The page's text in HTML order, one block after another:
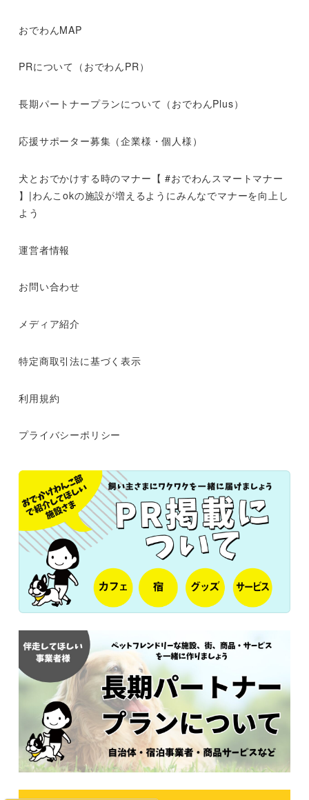
おでわんMAP
PRについて（おでわんPR）
長期パートナープランについて（おでわんPlus）
応援サポーター募集（企業様・個人様）
犬とおでかけする時のマナー【 #おでわんスマートマナー
】|わんこokの施設が増えるようにみんなでマナーを向上し
よう
運営者情報
お問い合わせ
メディア紹介
特定商取引法に基づく表示
利用規約
プライバシーポリシー